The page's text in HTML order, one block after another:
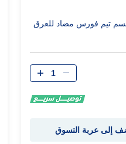
تيم فورس مضاد للعرق
الكمية
إلى عربة التسوق